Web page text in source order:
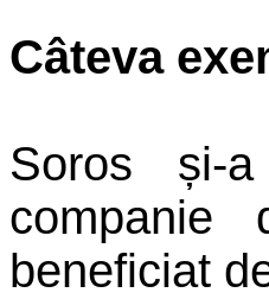
Câteva
Soros și-
companie
beneficiat